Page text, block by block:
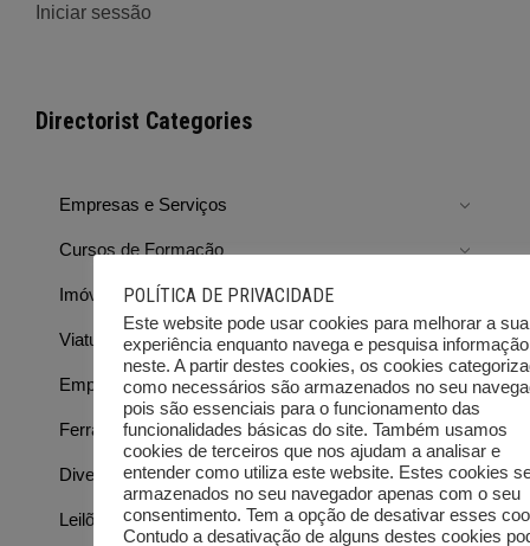
Iniciar sessão
Directorist Categories
Empresas e Serviços
Cursos de Formação
Imóveis
Viaturas
Emprego
Ferramentas e Equipamentos
Diversos
Leilões e outras vendas
POLÍTICA DE PRIVACIDADE
Este website pode usar cookies para melhorar a sua
experiência enquanto navega e pesquisa informação
neste. A partir destes cookies, os cookies
como necessários são armazenados no seu
pois são essenciais para o funcionamento das
funcionalidades básicas do site. Também usamos
cookies de terceiros que nos ajudam a analisar e
entender como utiliza este website. Estes cookies
armazenados no seu navegador apenas com o seu
consentimento. Tem a opção de desativar esses
Contudo a desativação de alguns destes cookies